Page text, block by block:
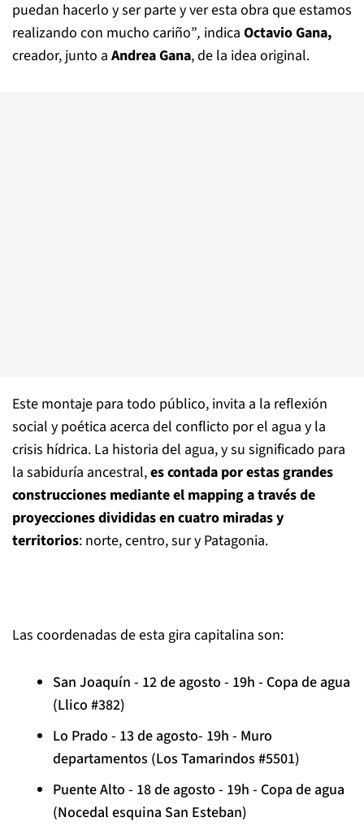
puedan hacerlo y ser parte y ver esta obra que estamos
realizando con mucho cariño”, indica Octavio Gana,
creador, junto a Andrea Gana, de la idea original.
Este montaje para todo público, invita a la reflexión
social y poética acerca del conflicto por el agua y la
crisis hídrica. La historia del agua, y su significado para
la sabiduría ancestral,es contada por estas grandes
construcciones mediante el mapping a través de
proyecciones divididas en cuatro miradas y
territorios: norte, centro, sur y Patagonia.
Las coordenadas de esta gira capitalina son:
San Joaquín - 12 de agosto - 19h - Copa de agua
(Llico #382)
Lo Prado - 13 de agosto- 19h - Muro
departamentos (Los Tamarindos #5501)
Puente Alto - 18 de agosto - 19h - Copa de agua
(Nocedal esquina San Esteban)